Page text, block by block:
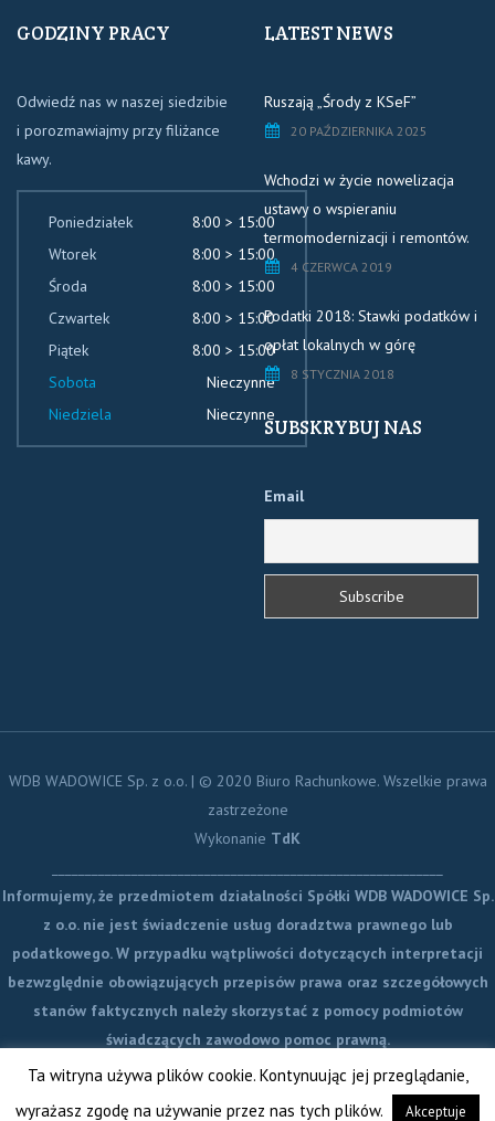
GODZINY PRACY
Odwiedź nas w naszej siedzibie
i porozmawiajmy przy filiżance
kawy.
Poniedziałek
8:00 > 15:00
Wtorek
8:00 > 15:00
Środa
8:00 > 15:00
Czwartek
8:00 > 15:00
Piątek
8:00 > 15:00
Sobota
Nieczynne
Niedziela
Nieczynne
LATEST NEWS
Ruszają „Środy z KSeF”
20 PAŹDZIERNIKA 2025
Wchodzi w życie nowelizacja
ustawy o wspieraniu
termomodernizacji i remontów.
4 CZERWCA 2019
Podatki 2018: Stawki podatków i
opłat lokalnych w górę
8 STYCZNIA 2018
SUBSKRYBUJ NAS
Email
WDB WADOWICE Sp. z o.o. | © 2020 Biuro Rachunkowe. Wszelkie prawa
zastrzeżone
Wykonanie TdK
Informujemy, że przedmiotem działalności Spółki WDB WADOWICE Sp.
z o.o. nie jest świadczenie usług doradztwa prawnego lub
podatkowego. W przypadku wątpliwości dotyczących interpretacji
bezwzględnie obowiązujących przepisów prawa oraz szczegółowych
stanów faktycznych należy skorzystać z pomocy podmiotów
świadczących zawodowo pomoc prawną.
Ta witryna używa plików cookie. Kontynuując jej przeglądanie,
wyrażasz zgodę na używanie przez nas tych plików.
Akceptuje